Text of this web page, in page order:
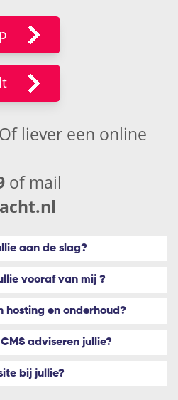
liever een online
of mail
aan de slag?
vooraf van mij ?
hosting en onderhoud?
adviseren jullie?
bij jullie?